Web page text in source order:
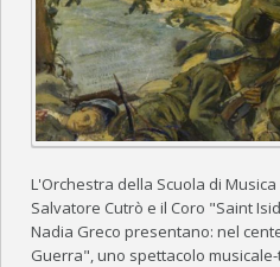
L'Orchestra della Scuola di
Salvatore Cutrò e il Coro "Saint
Nadia Greco presentano: nel
Guerra", uno spettacolo